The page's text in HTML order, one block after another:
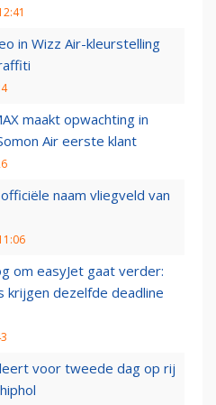
in Wizz Air-kleurstelling
maakt opwachting in
Air eerste klant
naam vliegveld van
om easyJet gaat verder:
krijgen dezelfde deadline
voor tweede dag op rij